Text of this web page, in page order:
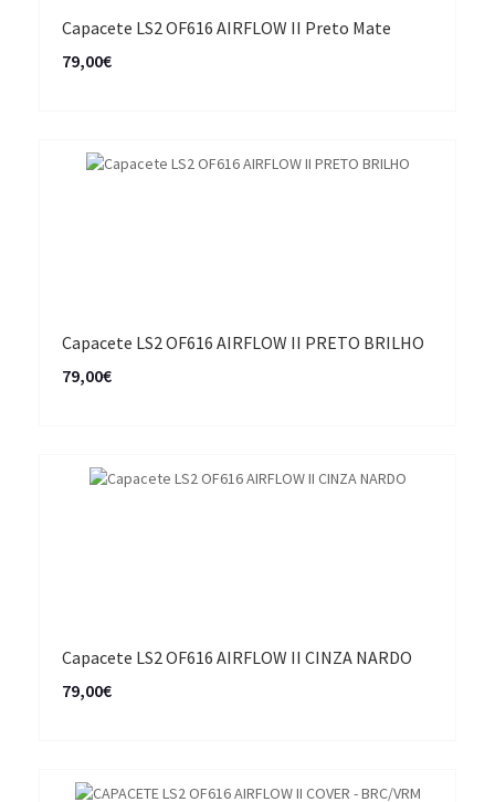
Capacete LS2 OF616 AIRFLOW II Preto Mate
79,00€
Capacete LS2 OF616 AIRFLOW II PRETO BRILHO
79,00€
Capacete LS2 OF616 AIRFLOW II CINZA NARDO
79,00€